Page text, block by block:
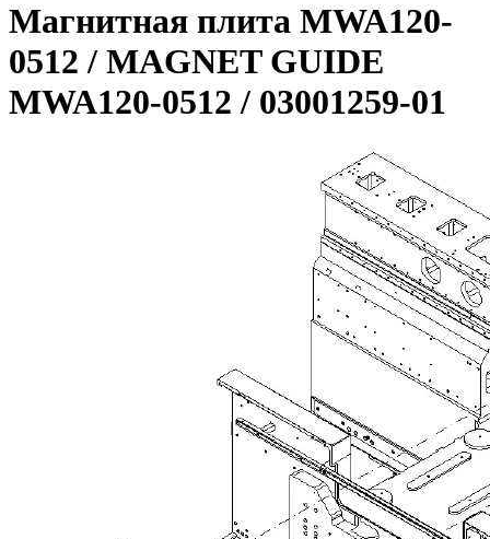
Магнитная плита MWA120-
0512 / MAGNET GUIDE
MWA120-0512 / 03001259-01